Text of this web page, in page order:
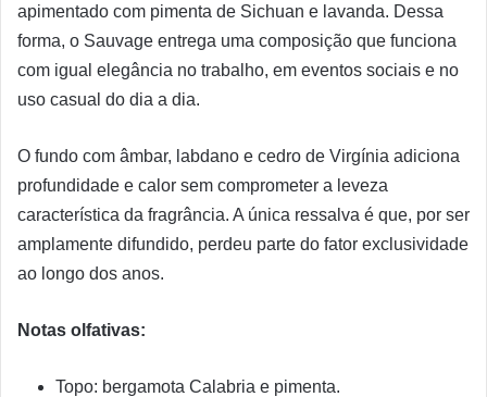
apimentado com pimenta de Sichuan e lavanda. Dessa
forma, o Sauvage entrega uma composição que funciona
com igual elegância no trabalho, em eventos sociais e no
uso casual do dia a dia.
O fundo com âmbar, labdano e cedro de Virgínia adiciona
profundidade e calor sem comprometer a leveza
característica da fragrância. A única ressalva é que, por ser
amplamente difundido, perdeu parte do fator exclusividade
ao longo dos anos.
Notas olfativas:
Topo: bergamota Calabria e pimenta.